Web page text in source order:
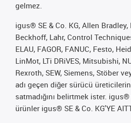
gelmez.
igus® SE & Co. KG, Allen Bradley,
Beckhoff, Lahr, Control
ELAU, FAGOR, FANUC, Festo,
LinMot, LTi DRiVES, Mitsubishi,
Rexroth, SEW, Siemens, Stöber
adı geçen diğer sürücü
satmadığını belirtmek ister.
ürünler igus® SE & Co. KG'YE